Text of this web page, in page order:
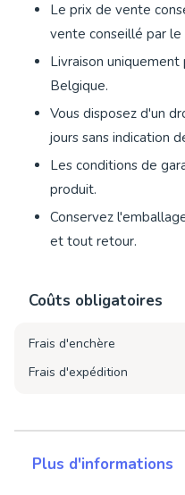
Le prix de vente
vente conseillé par
Livraison
Belgique.
Vous disposez d'un
jours sans indication
Les conditions de
produit.
Conservez
et tout retour.
Coûts obligatoires
Frais d'enchère
Frais d'expédition
Plus d'informations